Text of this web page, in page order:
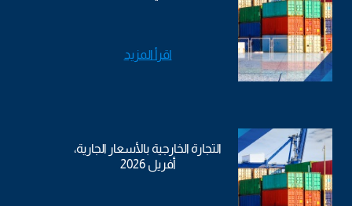
اقرأ المزيد
التجارة الخارجية بالأسعار الجارية،
أفريل 2026